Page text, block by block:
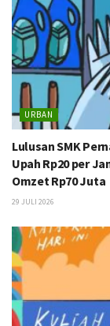
URBAN
Lulusan SMK
Upah Rp20 per
Omzet Rp70 Juta
29 JULI 2026